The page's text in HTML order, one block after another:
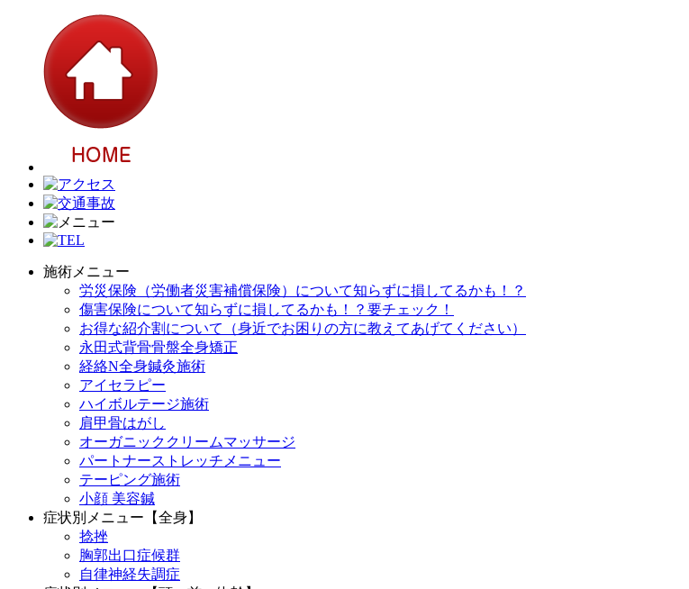
施術メニュー
労災保険（労働者災害補償保険）について知らずに損してるかも！？
傷害保険について知らずに損してるかも！？要チェック！
お得な紹介割について（身近でお困りの方に教えてあげてください）
永田式背骨骨盤全身矯正
経絡N全身鍼灸施術
アイセラピー
ハイボルテージ施術
肩甲骨はがし
オーガニッククリームマッサージ
パートナーストレッチメニュー
テーピング施術
小顔 美容鍼
症状別メニュー【全身】
捻挫
胸郭出口症候群
自律神経失調症